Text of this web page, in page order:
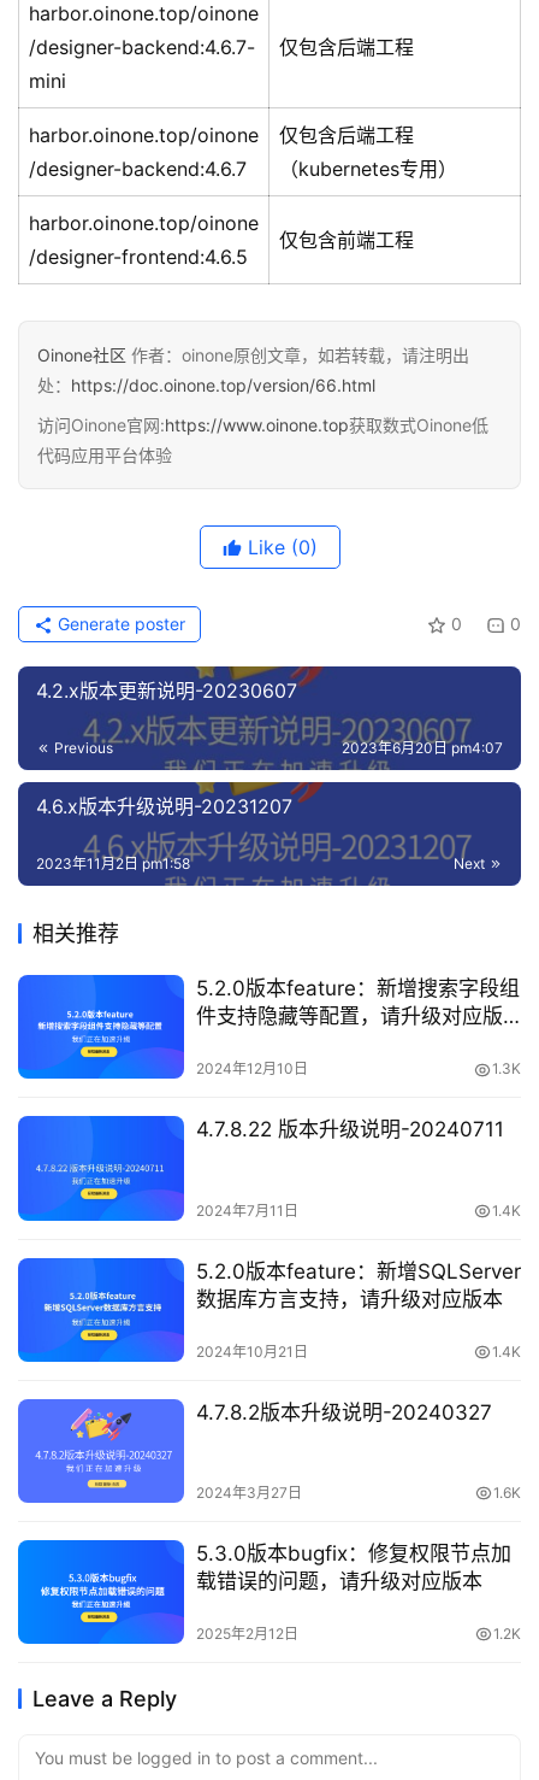
harbor.oinone.top/oinone
/designer-backend:4.6.7-
mini
仅包含后端工程
harbor.oinone.top/oinone
/designer-backend:4.6.7
仅包含后端工程
（kubernetes专用）
harbor.oinone.top/oinone
/designer-frontend:4.6.5
仅包含前端工程
Oinone社区 作者：oinone原创文章，如若转载，请注明出
处： https://doc.oinone.top/version/66.html
访问Oinone官网:https://www.oinone.top获取数式Oinone低
代码应用平台体验
Like (0)
0 0
Generate poster
4.2.x版本更新说明-20230607
Previous 2023年6月20日 pm4:07
4.6.x版本升级说明-20231207
Next
2023年11月2日 pm1:58
相关推荐
5.2.0版本feature：新增搜索字段组
件支持隐藏等配置，请升级对应版
2024年12月10日 1.3K
4.7.8.22 版本升级说明-20240711
2024年7月11日 1.4K
5.2.0版本feature：新增SQLServer
数据库方言支持，请升级对应版本
2024年10月21日 1.4K
4.7.8.2版本升级说明-20240327
2024年3月27日 1.6K
5.3.0版本bugfix：修复权限节点加
载错误的问题，请升级对应版本
2025年2月12日 1.2K
Leave a Reply
You must be logged in to post a comment...